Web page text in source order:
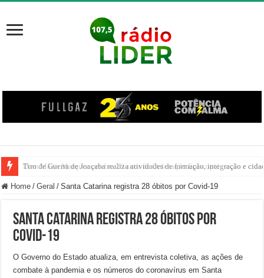
Tiro de Guerra de Joaçaba realiza atividades de formação, integração e
Home / Geral / Santa Catarina registra 28 óbitos por Covid-19
Santa Catarina registra 28 óbitos por
Covid-19
O Governo do Estado atualiza, em entrevista coletiva, as ações de
combate à pandemia e os números do coronavírus em Santa